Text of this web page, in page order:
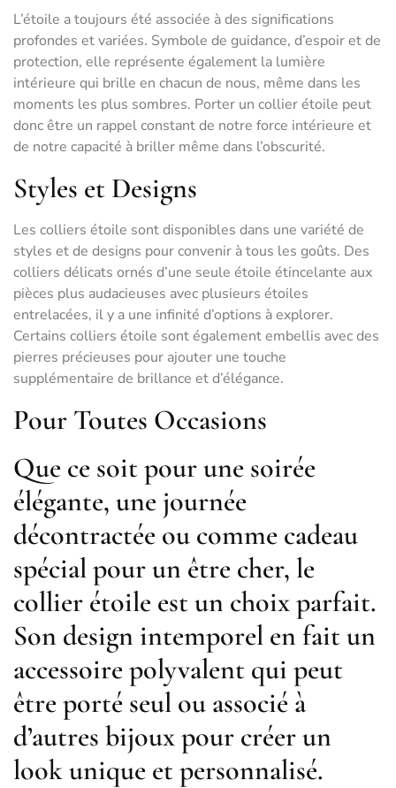
L’étoile a toujours été associée à des significations
profondes et variées. Symbole de guidance, d’espoir et de
protection, elle représente également la lumière
intérieure qui brille en chacun de nous, même dans les
moments les plus sombres. Porter un collier étoile peut
donc être un rappel constant de notre force intérieure et
de notre capacité à briller même dans l’obscurité.
Styles et Designs
Les colliers étoile sont disponibles dans une variété de
styles et de designs pour convenir à tous les goûts. Des
colliers délicats ornés d’une seule étoile étincelante aux
pièces plus audacieuses avec plusieurs étoiles
entrelacées, il y a une infinité d’options à explorer.
Certains colliers étoile sont également embellis avec des
pierres précieuses pour ajouter une touche
supplémentaire de brillance et d’élégance.
Pour Toutes Occasions
Que ce soit pour une soirée
élégante, une journée
décontractée ou comme cadeau
spécial pour un être cher, le
collier étoile est un choix parfait.
Son design intemporel en fait un
accessoire polyvalent qui peut
être porté seul ou associé à
d’autres bijoux pour créer un
look unique et personnalisé.